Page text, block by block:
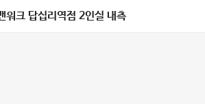
워크 답십리역점 2인실 내측